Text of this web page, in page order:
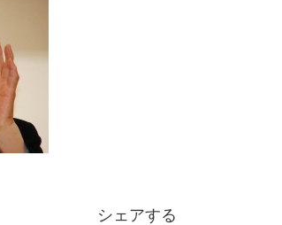
シェアする